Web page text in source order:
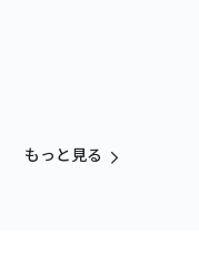
もっと見る